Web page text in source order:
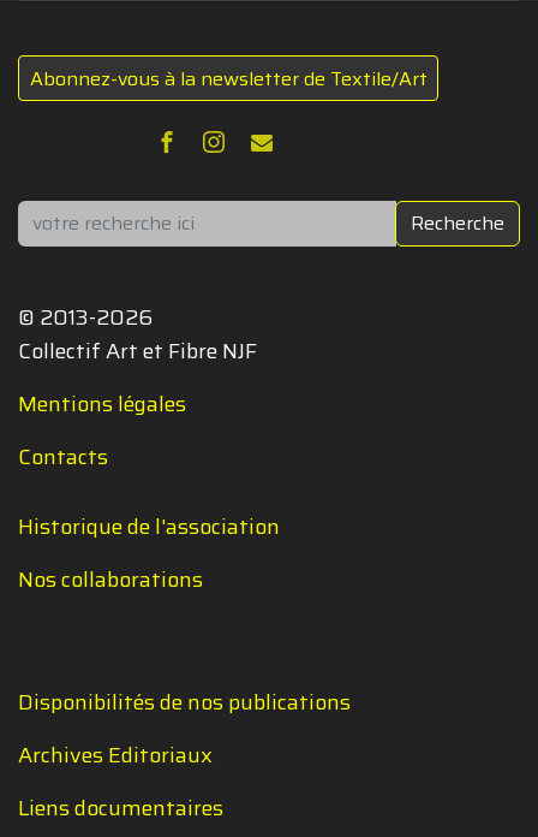
Abonnez-vous à la newsletter de Textile/Art
Rechercher Recherche
© 2013-2026
Collectif Art et Fibre NJF
Mentions légales
Contacts
Historique de l'association
Nos collaborations
Disponibilités de nos publications
Archives Editoriaux
Liens documentaires